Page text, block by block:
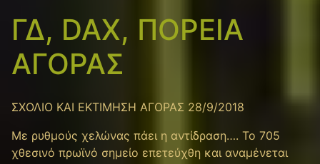
ΓΔ, DAX, ΠΟΡΕΙΑ
ΑΓΟΡΑΣ
ΣΧΟΛΙΟ ΚΑΙ ΕΚΤΙΜΗΣΗ ΑΓΟΡΑΣ 28/9/2018
Με ρυθμούς χελώνας πάει η αντίδραση…. Το 705
χθεσινό πρωϊνό σημείο επετεύχθη και αναμένεται